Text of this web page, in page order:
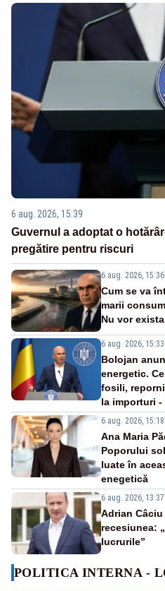
6 aug. 2026, 15:39
Guvernul a adoptat o
pregătire pentru riscuri
6 aug. 2026, 15:36
Cum se va
marii
Nu vor
6 aug. 2026, 15:33
Bolojan
energetic.
fosili,
la importuri -
6 aug. 2026, 15:18
Ana Maria
Poporului
luate în
enegetică
6 aug. 2026, 13:37
Adrian
recesiunea:
lucrurile”
POLITICA INTERNA -